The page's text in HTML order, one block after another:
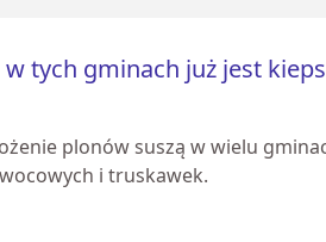
tych gminach już jest
plonów suszą w wielu
i truskawek.